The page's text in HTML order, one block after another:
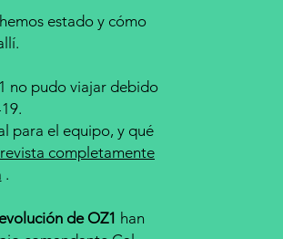
estado y cómo
no pudo viajar debido
para el equipo, y qué
revista completamente
.
de OZ1 han